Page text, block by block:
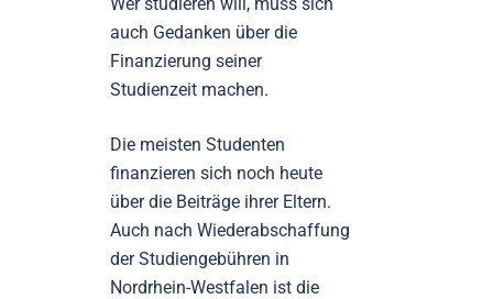
auch Gedanken über die
Finanzierung seiner
Studienzeit machen.
Die meisten Studenten
finanzieren sich noch heute
über die Beiträge ihrer Eltern.
Auch nach Wiederabschaffung
der Studiengebühren in
Nordrhein-Westfalen ist die